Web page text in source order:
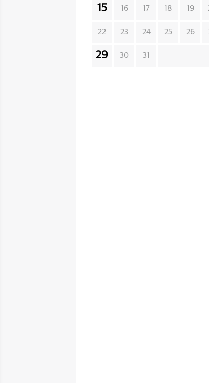
15 16 17 18 19
22 23 24 25 26
29 30 31